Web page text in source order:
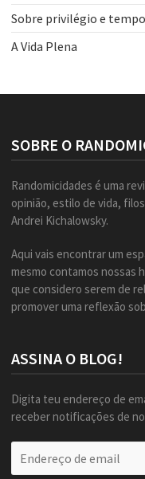
Sobre privilégio e
A Vida Plena
SOBRE O
Randomicidades é uma
opinião, estilo de vida,
Andrei Kichalowsky.
Aqui vais encontrar um
mesmo contamos nossas
que considero serem de
promover uma reflexão
ASSINA O BLOG!
Digita teu endereço de
receber notificações de
de